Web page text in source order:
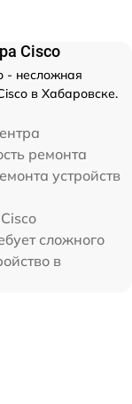
Cisco
- несложная
в Хабаровске.
ремонта
устройств
сложного
в